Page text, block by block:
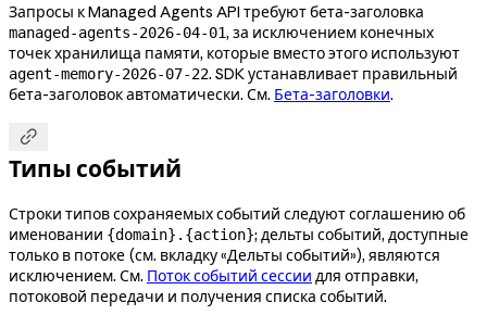
Запросы к Managed Agents API требуют бета-заголовка
managed-agents-2026-04-01, за исключением конечных
точек хранилища памяти, которые вместо этого используют
agent-memory-2026-07-22. SDK устанавливает правильный
бета-заголовок автоматически. См. Бета-заголовки.

Типы событий
Строки типов сохраняемых событий следуют соглашению об
именовании {domain}.{action}; дельты событий, доступные
только в потоке (см. вкладку «Дельты событий»), являются
исключением. См. Поток событий сессии для отправки,
потоковой передачи и получения списка событий.